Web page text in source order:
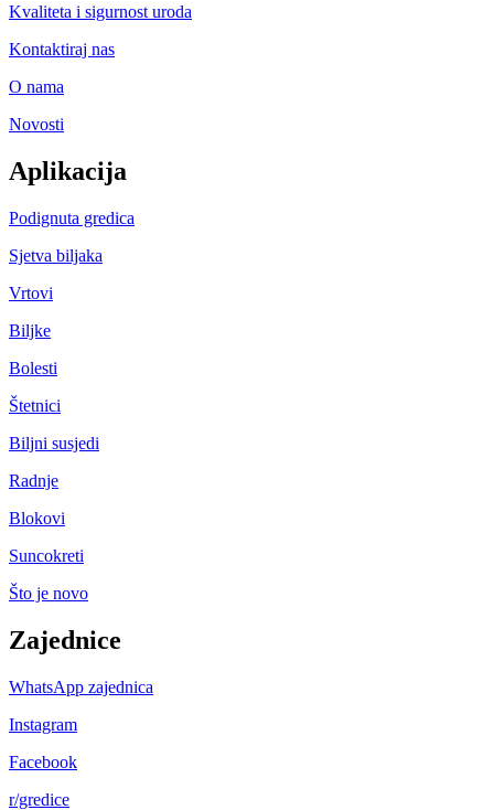
Kvaliteta i sigurnost uroda
Kontaktiraj nas
O nama
Novosti
Aplikacija
Podignuta gredica
Sjetva biljaka
Vrtovi
Biljke
Bolesti
Štetnici
Biljni susjedi
Radnje
Blokovi
Suncokreti
Što je novo
Zajednice
WhatsApp zajednica
Instagram
Facebook
r/gredice